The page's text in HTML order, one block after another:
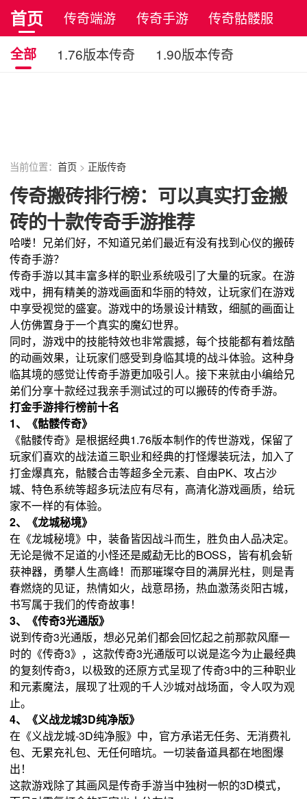
首页 传奇端游 传奇手游
传奇骷髅服
正版传奇
全部 1.76版本传奇
1.90版本传奇
复古传奇
当前位置：首页 > 正版传奇
传奇搬砖排行榜：可以真实打金搬
砖的十款传奇手游推荐
哈喽！兄弟们好，不知道兄弟们最近有没有找到心仪的搬砖
传奇手游？
传奇手游以其丰富多样的职业系统吸引了大量的玩家。在游
戏中，拥有精美的游戏画面和华丽的特效，让玩家们在游戏
中享受视觉的盛宴。游戏中的场景设计精致，细腻的画面让
人仿佛置身于一个真实的魔幻世界。
同时，游戏中的技能特效也非常震撼，每个技能都有着炫酷
的动画效果，让玩家们感受到身临其境的战斗体验。这种身
临其境的感觉让传奇手游更加吸引人。接下来就由小编给兄
弟们分享十款经过我亲手测试过的可以搬砖的传奇手游。
打金手游排行榜前十名
1、《骷髅传奇》
《骷髅传奇》是根据经典1.76版本制作的传世游戏，保留了
玩家们喜欢的战法道三职业和经典的打怪爆装玩法，加入了
打金爆真充，骷髅合击等超多全元素、自由PK、攻占沙
城、特色系统等超多玩法应有尽有，高清化游戏画质，给玩
家不一样的有体验。
2、《龙城秘境》
在《龙城秘境》中，装备皆因战斗而生，胜负由人品决定。
无论是微不足道的小怪还是威勐无比的BOSS，皆有机会斩
获神器，勇攀人生高峰！而那璀璨夺目的满屏光柱，则是青
春燃烧的见证，热情如火，战意昂扬，热血激荡炎阳古城，
书写属于我们的传奇故事！
3、《传奇3光通版》
说到传奇3光通版，想必兄弟们都会回忆起之前那款风靡一
时的《传奇3》，这款传奇3光通版可以说是迄今为止最经典
的复刻传奇3，以极致的还原方式呈现了传奇3中的三种职业
和元素魔法，展现了壮观的千人沙城对战场面，令人叹为观
止。
4、《义战龙城3D纯净版》
在《义战龙城-3D纯净服》中，官方承诺无任务、无消费礼
包、无累充礼包、无任何暗坑。一切装备道具都在地图爆
出！
这款游戏除了其画风是传奇手游当中独树一帜的3D模式，